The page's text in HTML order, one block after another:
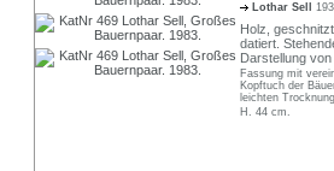
Lothar Sell
Holz,
datiert.
Darstellung
Fassung mit
Kopftuch der
leichten
H. 44 cm.